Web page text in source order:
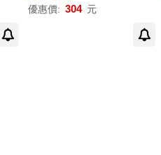
優惠價: 304 元